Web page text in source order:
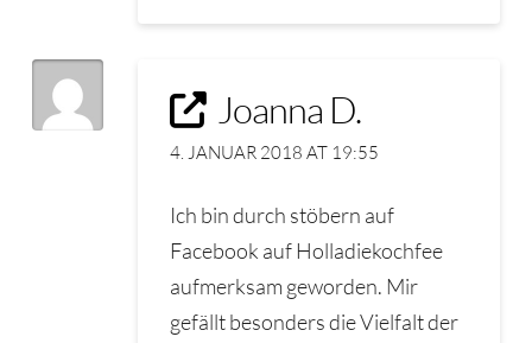
Joanna D.
4. JANUAR 2018 AT 19:55
Ich bin durch stöbern auf
Facebook auf Holladiekochfee
aufmerksam geworden. Mir
gefällt besonders die Vielfalt der